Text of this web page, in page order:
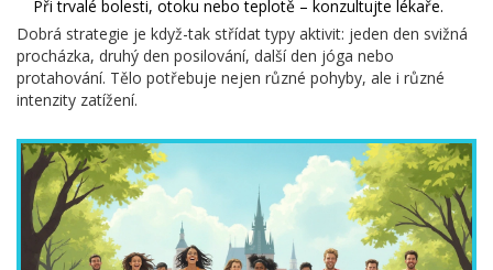
Při trvalé bolesti, otoku nebo teplotě – konzultujte lékaře.
Dobrá strategie je když-tak střídat typy aktivit: jeden den svižná
procházka, druhý den posilování, další den jóga nebo
protahování. Tělo potřebuje nejen různé pohyby, ale i různé
intenzity zatížení.